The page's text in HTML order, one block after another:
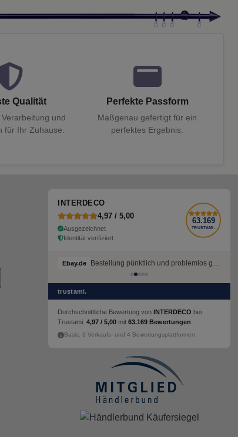
Qualität
und
für Ihr Zuhause.
Perfekte Passform
Maßgenau gefertigt für ein
perfektes Ergebnis.
INTERDECO
4,97 / 5,00
Ausgezeichnet
Identität verifiziert
63.169
TRUSTAMI.
Ebay.de Bestellung pünktlich und problemlos geliefert
trustami.
Durchschnittliche Bewertung von INTERDECO bei
Trustami: 4,97 / 5,00 mit 63.169 Bewertungen
Basis: 3 Verkaufs- und 4 Bewertungsplattformen